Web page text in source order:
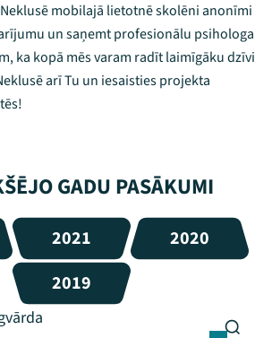
mobilajā lietotnē skolēni anonīmi
un saņemt profesionālu psihologa
ka kopā mēs varam radīt laimīgāku dzīvi
arī Tu un iesaisties projekta
GADU PASĀKUMI
2021
2020
2019